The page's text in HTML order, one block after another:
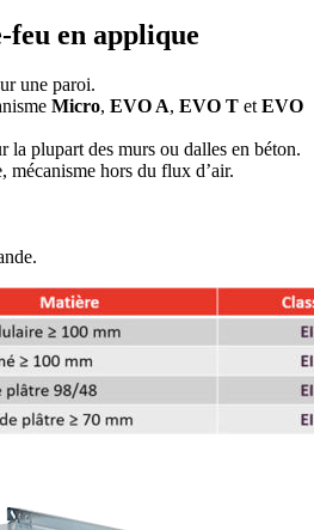
feu en applique
une paroi.
Micro, EVO A, EVO T etEVO
la plupart des murs ou dalles en béton.
mécanisme hors du flux d’air.